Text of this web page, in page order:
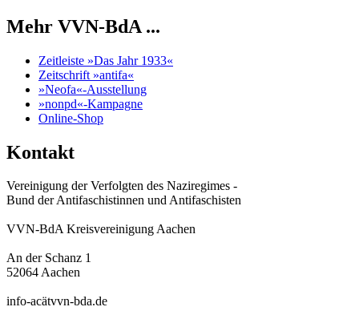
Mehr VVN-BdA ...
Zeitleiste »Das Jahr 1933«
Zeitschrift »antifa«
»Neofa«-Ausstellung
»nonpd«-Kampagne
Online-Shop
Kontakt
Vereinigung der Verfolgten des Naziregimes -
Bund der Antifaschistinnen und Antifaschisten
VVN-BdA Kreisvereinigung Aachen
An der Schanz 1
52064 Aachen
info-acätvvn-bda.de